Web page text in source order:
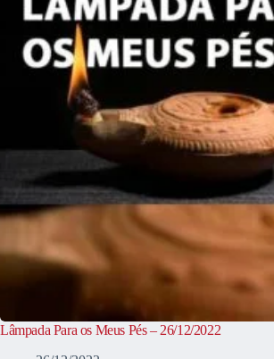
Lâmpada Para os Meus Pés – 26/12/2022